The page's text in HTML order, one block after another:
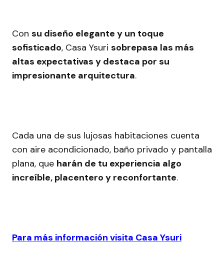
Con su diseño elegante y un toque
sofisticado, Casa Ysuri sobrepasa las más
altas expectativas y destaca por su
impresionante arquitectura.
Cada una de sus lujosas habitaciones cuenta
con aire acondicionado, baño privado y pantalla
plana, que harán de tu experiencia algo
increíble, placentero y reconfortante.
Para más información visita Casa Ysuri